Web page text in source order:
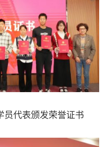
员代表颁发荣誉证书